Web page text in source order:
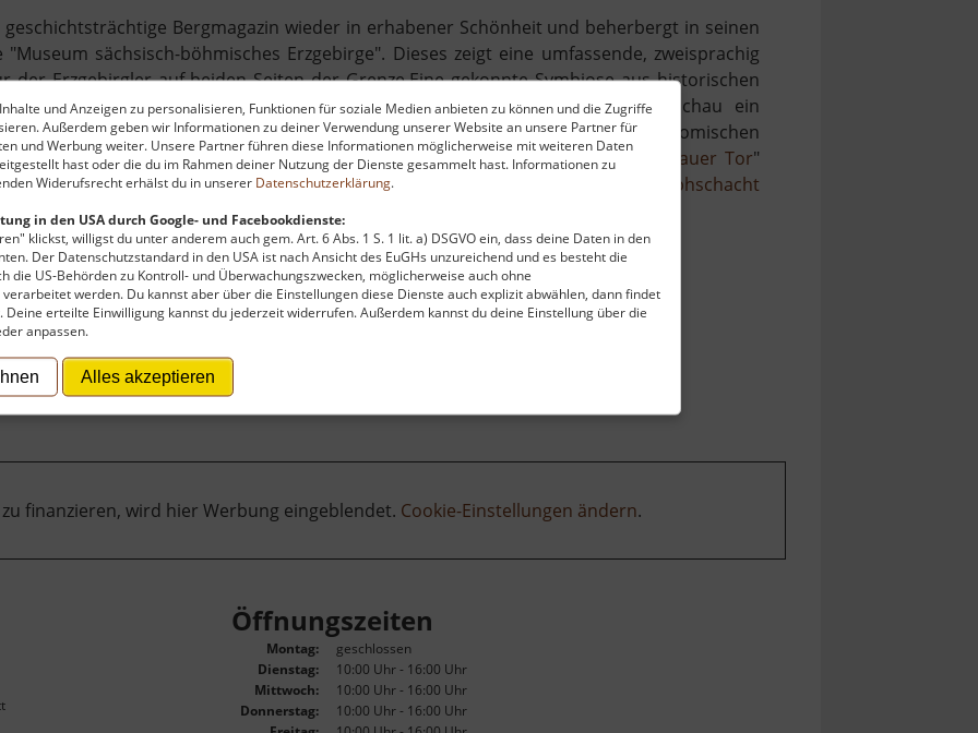
und Anzeigen zu personalisieren, Funktionen für soziale Medien anbieten zu können und die Zugriffe
Außerdem geben wir Informationen zu deiner Verwendung unserer Website an unsere Partner für
und Werbung weiter. Unsere Partner führen diese Informationen möglicherweise mit weiteren Daten
hast oder die du im Rahmen deiner Nutzung der Dienste gesammelt hast. Informationen zu
Widerufsrecht erhälst du in unserer Datenschutzerklärung.
in den USA durch Google- und Facebookdienste:
klickst, willigst du unter anderem auch gem. Art. 6 Abs. 1 S. 1 lit. a) DSGVO ein, dass deine Daten in den
Der Datenschutzstandard in den USA ist nach Ansicht des EuGHs unzureichend und es besteht die
die US-Behörden zu Kontroll- und Überwachungszwecken, möglicherweise auch ohne
werden. Du kannst aber über die Einstellungen diese Dienste auch explizit abwählen, dann findet
erteilte Einwilligung kannst du jederzeit widerrufen. Außerdem kannst du deine Einstellung über die
anpassen.
Alles akzeptieren
Bergmagazin wieder in erhabener Schönheit und beherbergt in seinen
sächsisch-böhmisches Erzgebirge". Dieses zeigt eine umfassende, zweisprachig
Erzgebirgler auf beiden Seiten der Grenze.Eine gekonnte Symbiose aus historischen
von moderner Ausstellungstechnik in Bild und Ton verleihen der Schau ein
umfangreichem Medienstand sowie nutzbare Veranstaltungsräume mit gastronomischen
Angebot des Hauses ab.Früher befand sich das Heimatmuseum im "Zschopauer Tor"
werden kann in Zusammenhang mit der Stadtgeschichte ebenfalls der
Rudolphschacht
finanzieren, wird hier Werbung eingeblendet. Cookie-Einstellungen ändern.
Öffnungszeiten
Montag:
geschlossen
Dienstag:
10:00 Uhr - 16:00 Uhr
Mittwoch:
10:00 Uhr - 16:00 Uhr
Donnerstag:
10:00 Uhr - 16:00 Uhr